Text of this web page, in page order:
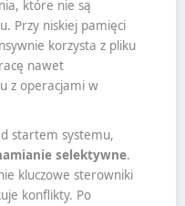
które nie są
Przy niskiej pamięci
korzysta z pliku
nawet
z operacjami w
startem systemu,
selektywne.
kluczowe sterowniki
konflikty. Po